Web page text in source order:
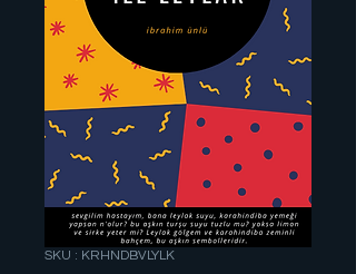
SKU : KRHNDBVLYLK